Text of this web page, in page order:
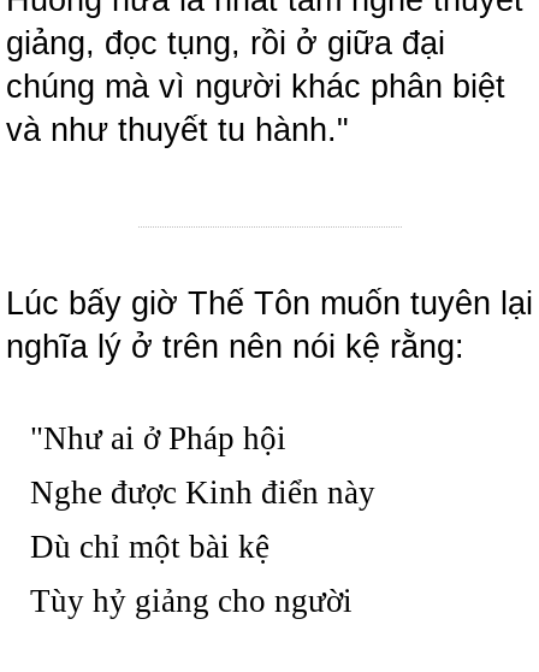
giảng, đọc tụng, rồi ở giữa đại
chúng mà vì người khác phân biệt
và như thuyết tu hành."
Lúc bấy giờ Thế Tôn muốn tuyên lại
nghĩa lý ở trên nên nói kệ rằng:
"Như ai ở Pháp hội
Nghe được Kinh điển này
Dù chỉ một bài kệ
Tùy hỷ giảng cho người